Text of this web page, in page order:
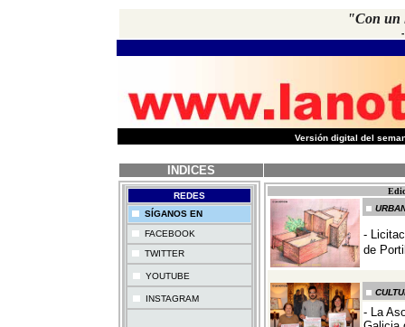
"Con un
Versión digital del
INDICES